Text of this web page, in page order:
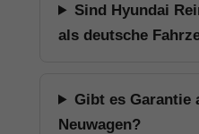
Sind Hyundai
als deutsche
Gibt es Garantie
Neuwagen?